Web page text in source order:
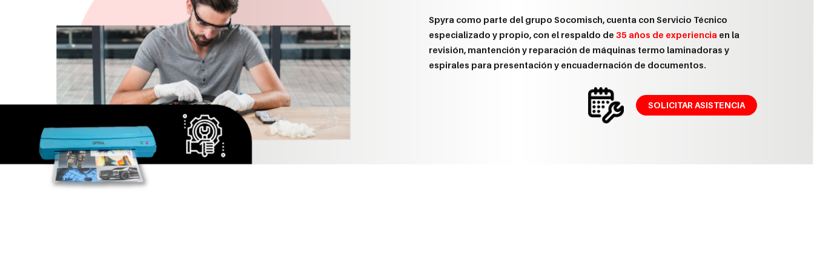
Spyra como parte del grupo Socomisch, cuenta con Servicio Técnico
especializado y propio, con el respaldo de 35 años de experiencia en la
revisión, mantención y reparación de máquinas termo laminadoras y
espirales para presentación y encuadernación de documentos.
SOLICITAR ASISTENCIA